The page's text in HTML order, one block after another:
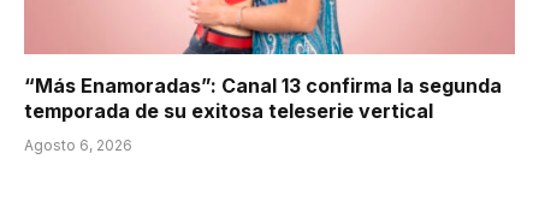
“Más Enamoradas”: Canal 13 confirma la segunda
temporada de su exitosa teleserie vertical
Agosto 6, 2026